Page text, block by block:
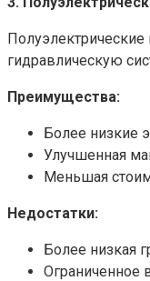
гидравлическую
Преимущества:
Более низкие
Улучшенная
Меньшая
Недостатки:
Более низкая
Ограниченное